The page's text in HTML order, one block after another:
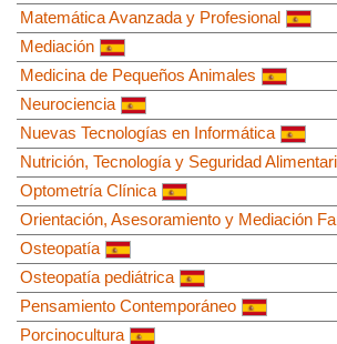
Matemática Avanzada y Profesional
Mediación
Medicina de Pequeños Animales
Neurociencia
Nuevas Tecnologías en Informática
Nutrición, Tecnología y Seguridad
Optometría Clínica
Orientación, Asesoramiento y Mediación
Osteopatía
Osteopatía pediátrica
Pensamiento Contemporáneo
Porcinocultura